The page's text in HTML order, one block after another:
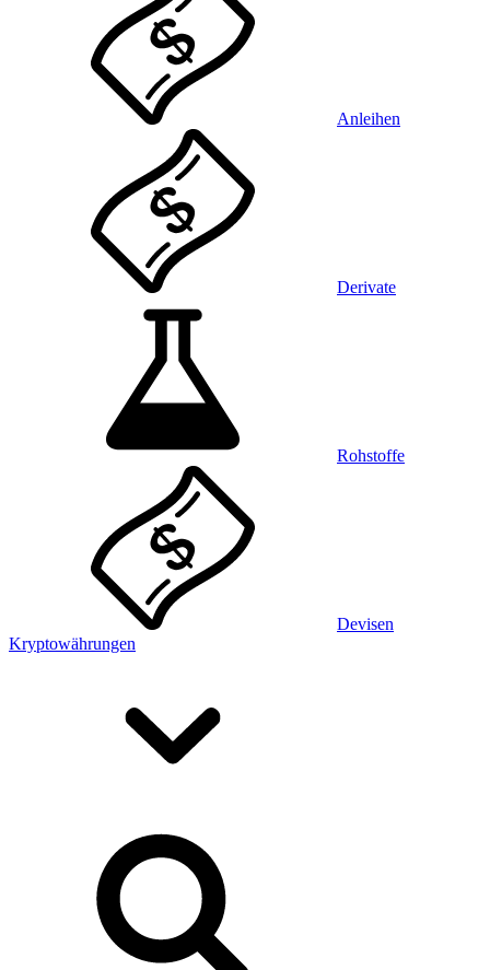
Anleihen
Derivate
Rohstoffe
Devisen
Kryptowährungen